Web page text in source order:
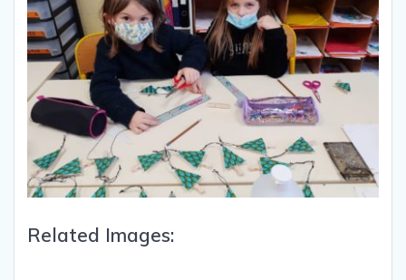
Related Images: